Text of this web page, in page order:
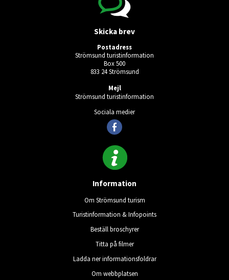
Skicka brev
Postadress
Strömsund turistinformation
Box 500
833 24 Strömsund
Mejl
Strömsund turistinformation
Sociala medier
Information
Om Strömsund turism
Turistinformation & Infopoints
Beställ broschyrer
Titta på filmer
Ladda ner informationsfoldrar
Om webbplatsen